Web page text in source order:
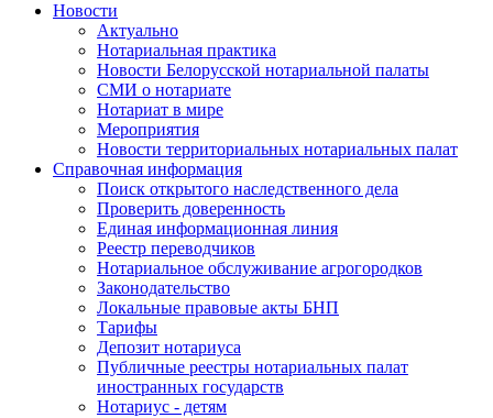
Новости
Актуально
Нотариальная практика
Новости Белорусской нотариальной палаты
СМИ о нотариате
Нотариат в мире
Мероприятия
Новости территориальных нотариальных палат
Справочная информация
Поиск открытого наследственного дела
Проверить доверенность
Единая информационная линия
Реестр переводчиков
Нотариальное обслуживание агрогородков
Законодательство
Локальные правовые акты БНП
Тарифы
Депозит нотариуса
Публичные реестры нотариальных палат
иностранных государств
Нотариус - детям